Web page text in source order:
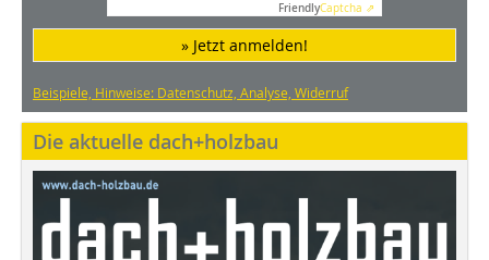
FriendlyCaptcha ⇗
» Jetzt anmelden!
Beispiele, Hinweise: Datenschutz, Analyse, Widerruf
Die aktuelle dach+holzbau